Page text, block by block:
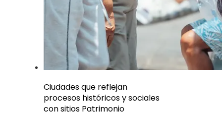
Ciudades que reflejan
procesos históricos y sociales
con sitios Patrimonio